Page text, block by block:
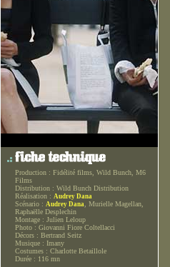
Production : Fidélité films, Wild Bunch, M6
Films
Distribution : Wild Bunch Distribution
Réalisation : Audrey Dana
Scénario : Audrey Dana , Murielle Magellan,
Raphaëlle Desplechin
Montage : Julien Leloup
Photo : Giovanni Fiore Coltellacci
Décors : Bertrand Seitz
Musique : Imany
Costumes : Charlotte Betaillole
Durée : 116 mn